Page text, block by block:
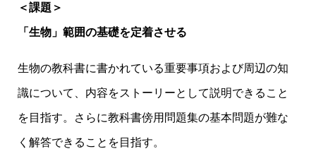
＜課題＞
「生物」範囲の基礎を定着させる
生物の教科書に書かれている重要事項および周辺の知
識について、内容をストーリーとして説明できること
を目指す。さらに教科書傍用問題集の基本問題が難な
く解答できることを目指す。